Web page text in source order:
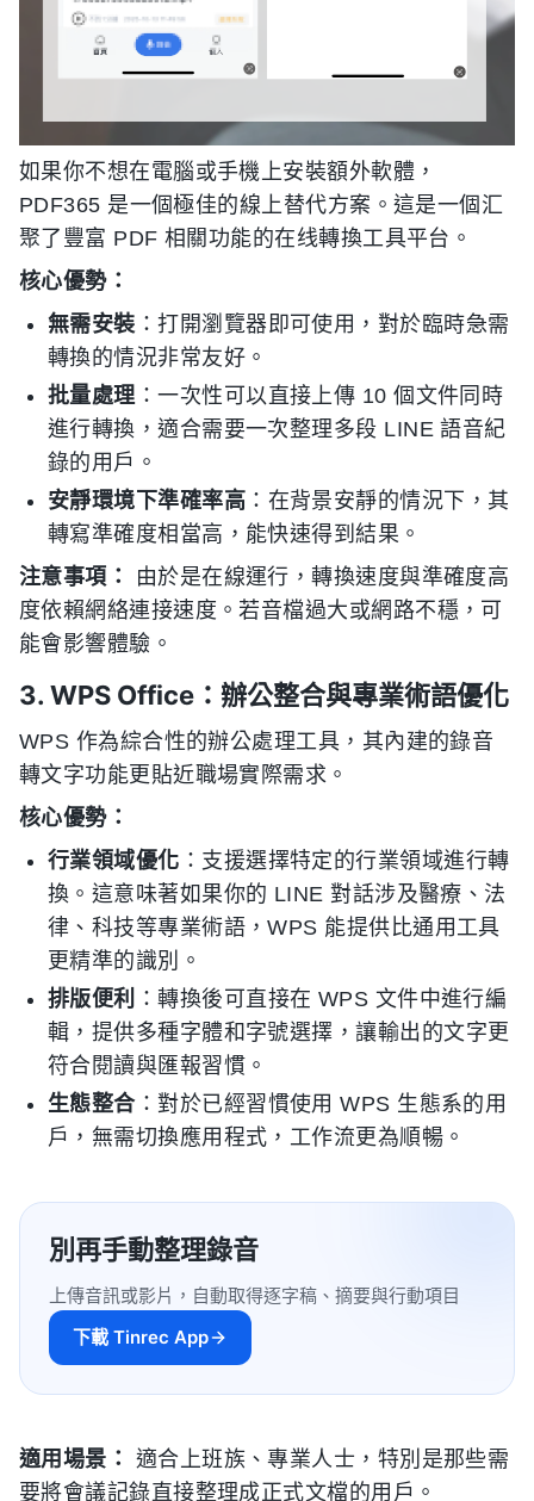
如果你不想在電腦或手機上安裝額外軟體，
PDF365 是一個極佳的線上替代方案。這是一個汇
聚了豐富 PDF 相關功能的在线轉換工具平台。
核心優勢：
無需安裝：打開瀏覽器即可使用，對於臨時急需
轉換的情況非常友好。
批量處理：一次性可以直接上傳 10 個文件同時
進行轉換，適合需要一次整理多段 LINE 語音紀
錄的用戶。
安靜環境下準確率高 ：在背景安靜的情況下，其
轉寫準確度相當高，能快速得到結果。
注意事項：
由於是在線運行，轉換速度與準確度高
度依賴網絡連接速度。若音檔過大或網路不穩，可
能會影響體驗。
3. WPS Office：辦公整合與專業術語優化
WPS 作為綜合性的辦公處理工具，其內建的錄音
轉文字功能更貼近職場實際需求。
核心優勢：
行業領域優化 ：支援選擇特定的行業領域進行轉
換。這意味著如果你的 LINE 對話涉及醫療、法
律、科技等專業術語，WPS 能提供比通用工具
更精準的識別。
排版便利
：轉換後可直接在 WPS 文件中進行編
輯，提供多種字體和字號選擇，讓輸出的文字更
符合閱讀與匯報習慣。
生態整合：對於已經習慣使用 WPS 生態系的用
戶，無需切換應用程式，工作流更為順暢。
別再手動整理錄音
上傳音訊或影片，自動取得逐字稿、摘要與行動項目
下載 Tinrec App
適用場景：
適合上班族、專業人士，特別是那些需
要將會議記錄直接整理成正式文檔的用戶。